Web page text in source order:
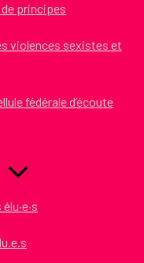
principes
violences sexistes et
fédérale d’écoute